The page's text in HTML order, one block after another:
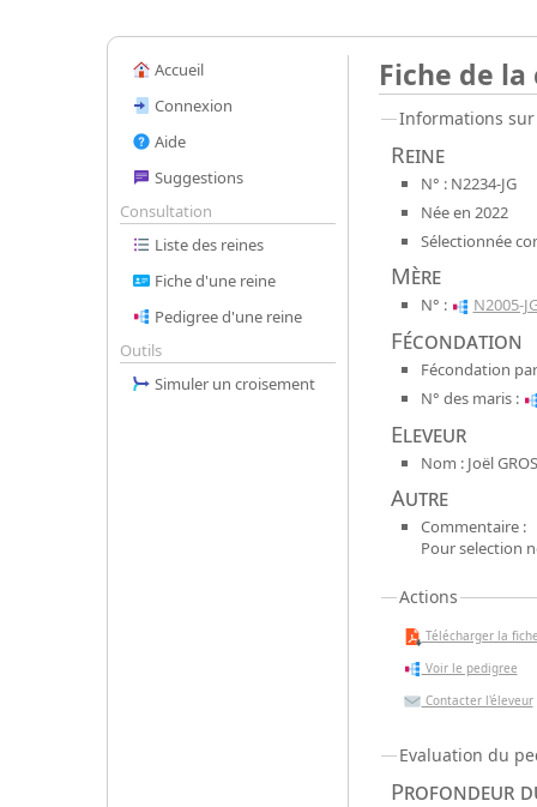
Accueil
Connexion
Aide
Suggestions
Consultation
Liste des reines
Fiche d'une reine
Pedigree d'une reine
Outils
Simuler un croisement
Fiche de la
Informations
Reine
N° : N2234-JG
Née en 2022
Sélectionnée
Mère
N° : N2005-
Fécondation
Fécondation
N° des maris :
Eleveur
Nom : Joël
Autre
Commentaire :
Pour selection
Actions
Télécharger la
Voir le pedigree
Contacter l'éleveur
Evaluation du
Profondeur